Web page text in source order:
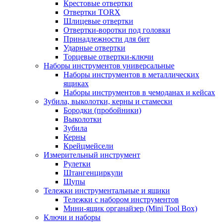
Крестовые отвертки
Отвертки TORX
Шлицевые отвертки
Отвертки-воротки под головки
Принадлежности для бит
Ударные отвертки
Торцевые отвертки-ключи
Наборы инструментов универсальные
Наборы инструментов в металлических
ящиках
Наборы инструментов в чемоданах и кейсах
Зубила, выколотки, керны и стамески
Бородки (пробойники)
Выколотки
Зубила
Керны
Крейцмейсели
Измерительный инструмент
Рулетки
Штангенциркули
Щупы
Тележки инструментальные и ящики
Тележки с набором инструментов
Мини-ящик органайзер (Mini Tool Box)
Ключи и наборы